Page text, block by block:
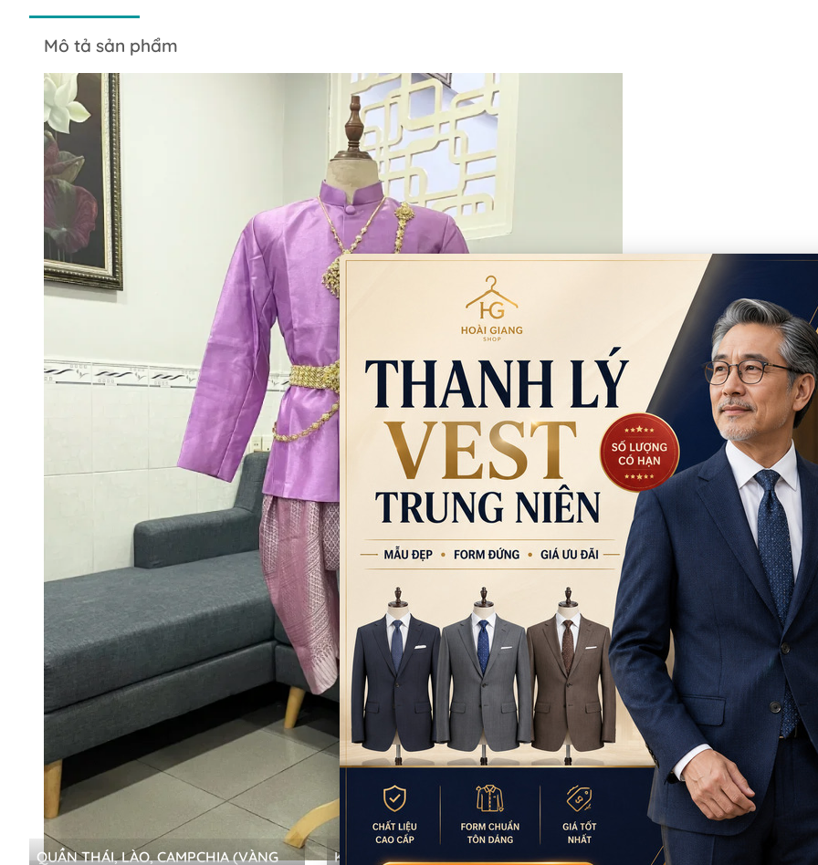
Mô tả sản phẩm
QUẦN THÁI, LÀO, CAMPCHIA (VÀNG
KHĂN XẾP LY THÁI LAN, CAMPUCHIA
QUẦN THÁI, LÀO, CAMPCHIA